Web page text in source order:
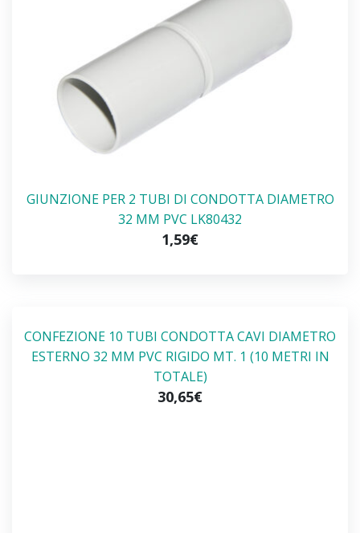
GIUNZIONE PER 2 TUBI DI CONDOTTA DIAMETRO
32 MM PVC LK80432
1,59€
CONFEZIONE 10 TUBI CONDOTTA CAVI DIAMETRO
ESTERNO 32 MM PVC RIGIDO MT. 1 (10 METRI IN
TOTALE)
30,65€